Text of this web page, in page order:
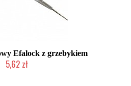
Efalock z grzebykiem
5,62 zł